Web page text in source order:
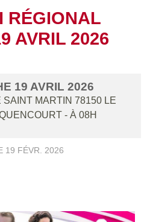
RÉGIONAL
AVRIL 2026
19 AVRIL 2026
MARTIN 78150 LE
- À 08H
19 FÉVR. 2026